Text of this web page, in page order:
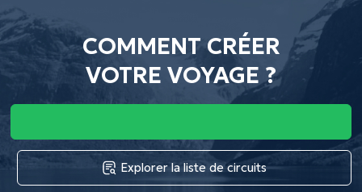
COMMENT CRÉER
VOTRE VOYAGE ?
Explorer la liste de circuits